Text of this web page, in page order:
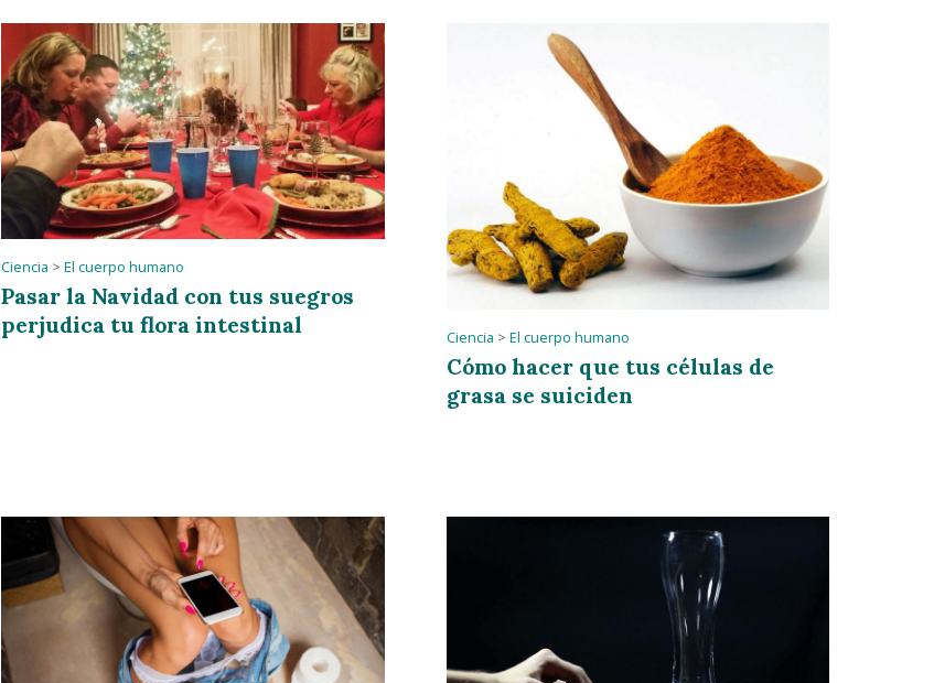
Ciencia > El cuerpo humano
Pasar la Navidad con tus suegros
perjudica tu flora intestinal
Ciencia > El cuerpo humano
Cómo hacer que tus células de
grasa se suiciden